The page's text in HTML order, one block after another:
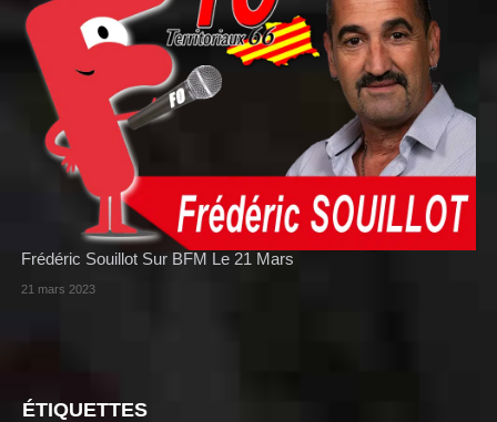
Frédéric Souillot Sur BFM Le 21 Mars
21 mars 2023
ÉTIQUETTES